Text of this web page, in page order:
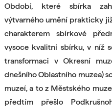
Období, které sbírka
výtvarného umění prakticky
charakterem sbírkové
vysoce kvalitní sbírku, v níž
transformaci v Okresní
dnešního Oblastního muzea)
muzeí, a to z Městského
předtím přešlo